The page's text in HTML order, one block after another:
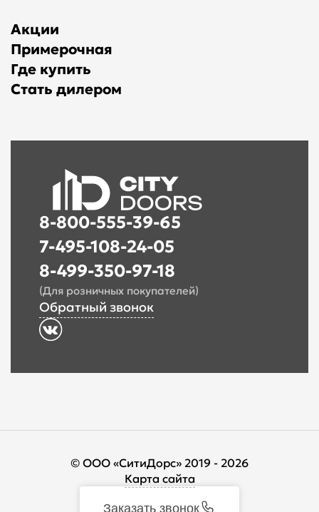
Акции
Примерочная
Где купить
Стать дилером
8-800-555-39-65
7-495-108-24-05
8-499-350-97-18
(Для розничных покупателей)
Обратный звонок
© ООО «СитиДорс» 2019 - 2026
Карта сайта
Заказать звонок